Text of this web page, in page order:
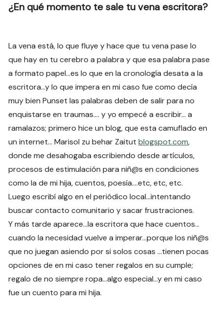
¿En qué momento te sale tu vena escritora?
La vena está, lo que fluye y hace que tu vena pase lo
que hay en tu cerebro a palabra y que esa palabra pase
a formato papel…es lo que en la cronología desata a la
escritora…y lo que impera en mi caso fue como decía
muy bien Punset las palabras deben de salir para no
enquistarse en traumas…. y yo empecé a escribir… a
ramalazos; primero hice un blog, que esta camuflado en
un internet… Marisol zu behar Zaitutblogspot.com,
donde me desahogaba escribiendo desde artículos,
procesos de estimulación para niñ@s en condiciones
como la de mi hija, cuentos, poesía….etc, etc, etc.
Luego escribí algo en el periódico local…intentando
buscar contacto comunitario y sacar frustraciones.
Y más tarde aparece…la escritora que hace cuentos…
cuando la necesidad vuelve a imperar…porque los niñ@s
que no juegan asiendo por si solos cosas …tienen pocas
opciones de en mi caso tener regalos en su cumple;
regalo de no siempre ropa…algo especial…y en mi caso
fue un cuento para mi hija.